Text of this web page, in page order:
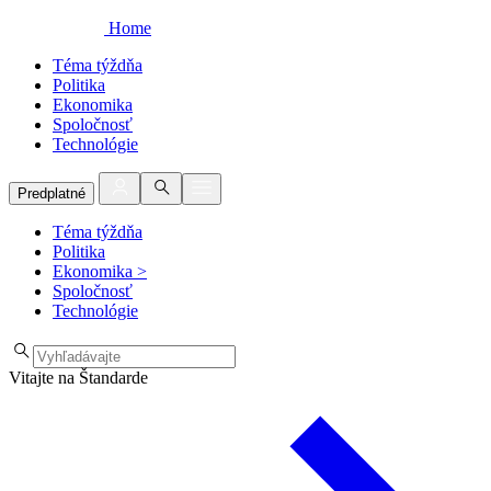
Home
Téma týždňa
Politika
Ekonomika
Spoločnosť
Technológie
Predplatné
Téma týždňa
Politika
Ekonomika >
Spoločnosť
Technológie
Vitajte na Štandarde